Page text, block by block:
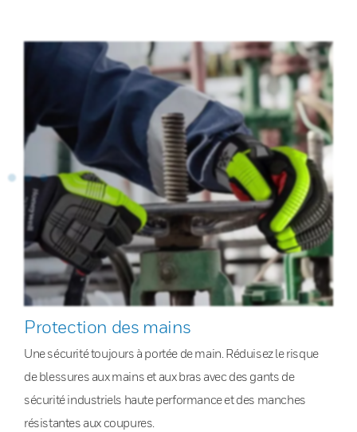
Protection des mains
Une sécurité toujours à portée de main. Réduisez le risque
de blessures aux mains et aux bras avec des gants de
sécurité industriels haute performance et des manches
résistantes aux coupures.